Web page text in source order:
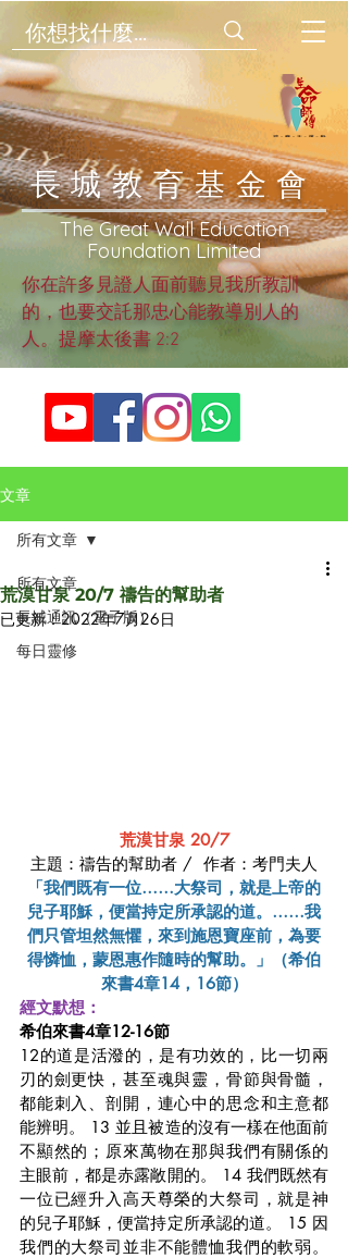
​長城教育基金會
​The Great Wall Education
Foundation Limited
你在許多見證人面前聽見我所教訓
的，也要交託那忠心能教導別人的
人。提摩太後書 2:2
文章
所有文章
長城通訊（電子版）
每日靈修
所有文章
荒漠甘泉 20/7 禱告的幫助者
已更新：2022年7月26日
荒漠甘泉 20/7
主題：禱告的幫助者 /  作者：考門夫人
「我們既有一位……大祭司，就是上帝的
兒子耶穌，便當持定所承認的道。……我
們只管坦然無懼，來到施恩寶座前，為要
得憐恤，蒙恩惠作隨時的幫助。」（希伯
來書4章14，16節）
經文默想：
希伯來書4章12-16節
12的道是活潑的，是有功效的，比一切兩
刃的劍更快，甚至魂與靈，骨節與骨髓，
都能刺入、剖開，連心中的思念和主意都
能辨明。 13 並且被造的沒有一樣在他面前
不顯然的；原來萬物在那與我們有關係的
主眼前，都是赤露敞開的。 14 我們既然有
一位已經升入高天尊榮的大祭司，就是神
的兒子耶穌，便當持定所承認的道。 15 因
我們的大祭司並非不能體恤我們的軟弱。